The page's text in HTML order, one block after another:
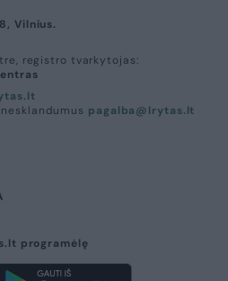
Vilnius.
registro tvarkytojas:
pagalba@lrytas.lt
programėlę